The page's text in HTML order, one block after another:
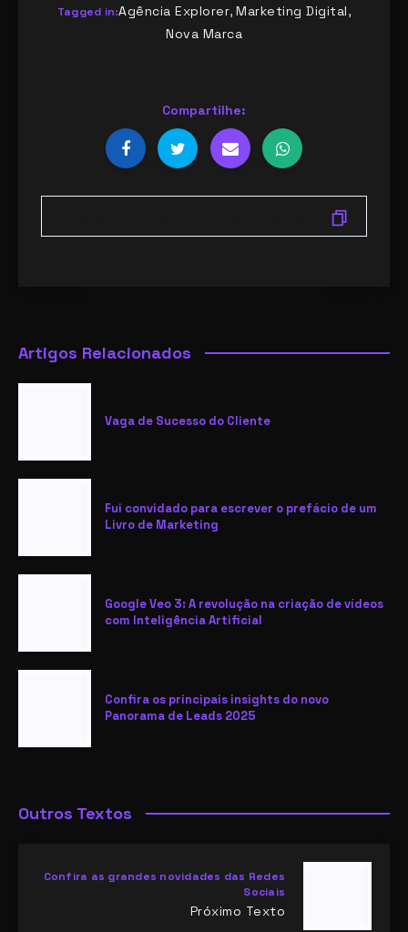
Tagged in:Agência Explorer,Marketing Digital,
Nova Marca
Compartilhe:
Artigos Relacionados
Vaga de Sucesso do Cliente
Fui convidado para escrever o prefácio de um
Livro de Marketing
Google Veo 3: A revolução na criação de vídeos
com Inteligência Artificial
Confira os principais insights do novo
Panorama de Leads 2025
Outros Textos
Confira as grandes novidades das Redes
Sociais
Próximo Texto